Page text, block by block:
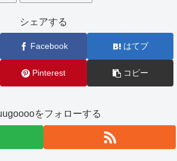
シェアする
Facebook はてブ
Pinterest コピー
をフォローする